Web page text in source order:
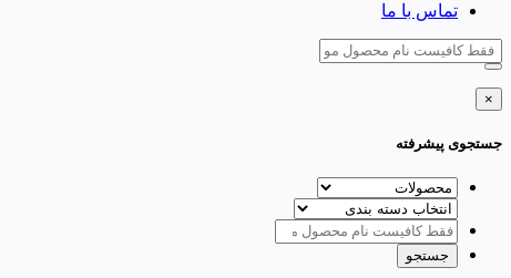
تماس با ما
×
جستجوی پیشرفته